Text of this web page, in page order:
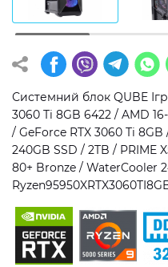
Операційна система
Windows 11 Home
Windows 11 Pro
Без ОС
Додатково
RGB-підсвічування
Розблокований
Надшвидкий M.2 SSD
Системний блок QUBE
3060 Ti 8GB 6422 / AMD
/ GeForce RTX 3060 Ti
240GB SSD / 2TB / PRIME
80+ Bronze / WaterCooler